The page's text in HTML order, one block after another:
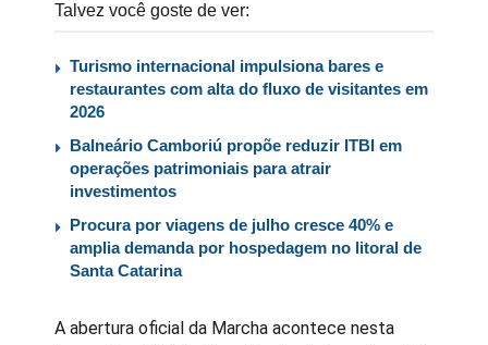
Talvez você goste de ver:
Turismo internacional impulsiona bares e
restaurantes com alta do fluxo de visitantes em
2026
Balneário Camboriú propõe reduzir ITBI em
operações patrimoniais para atrair
investimentos
Procura por viagens de julho cresce 40% e
amplia demanda por hospedagem no litoral de
Santa Catarina
A abertura oficial da Marcha acontece nesta